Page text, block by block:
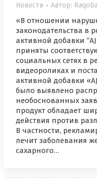
Новости Автор:
«В отношении
законодательства в
активной добавки
приняты
социальных сетях в
видеороликах и
активной добавки
было выявлено
необоснованных
продукт обладает
действия против
В частности,
лечит заболевания
сахарного…